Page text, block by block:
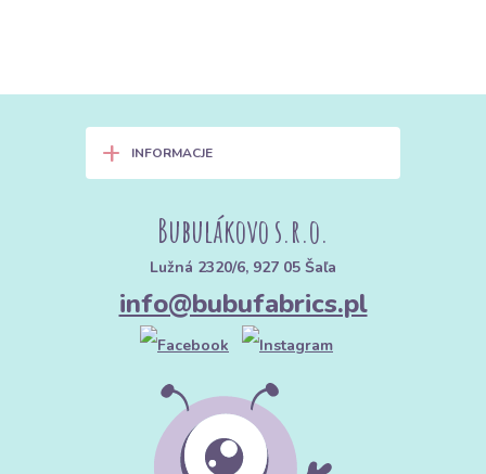
+ INFORMACJE
Bubulákovo s.r.o.
Lužná 2320/6, 927 05 Šaľa
info@bubufabrics.pl